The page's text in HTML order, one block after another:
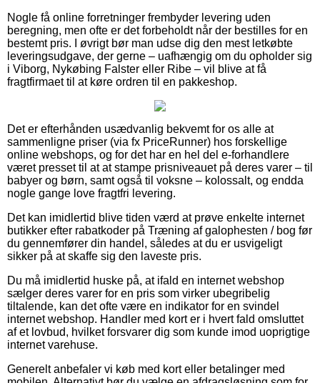
Nogle få online forretninger frembyder levering uden
beregning, men ofte er det forbeholdt når der bestilles for en
bestemt pris. I øvrigt bør man udse dig den mest letkøbte
leveringsudgave, der gerne – uafhængig om du opholder sig
i Viborg, Nykøbing Falster eller Ribe – vil blive at få
fragtfirmaet til at køre ordren til en pakkeshop.
Det er efterhånden usædvanlig bekvemt for os alle at
sammenligne priser (via fx PriceRunner) hos forskellige
online webshops, og for det har en hel del e-forhandlere
været presset til at at stampe prisniveauet på deres varer – til
babyer og børn, samt også til voksne – kolossalt, og endda
nogle gange love fragtfri levering.
Det kan imidlertid blive tiden værd at prøve enkelte internet
butikker efter rabatkoder på Træning af galophesten / bog før
du gennemfører din handel, således at du er usvigeligt
sikker på at skaffe sig den laveste pris.
Du må imidlertid huske på, at ifald en internet webshop
sælger deres varer for en pris som virker ubegribelig
tiltalende, kan det ofte være en indikator for en svindel
internet webshop. Handler med kort er i hvert fald omsluttet
af et lovbud, hvilket forsvarer dig som kunde imod uoprigtige
internet varehuse.
Generelt anbefaler vi køb med kort eller betalinger med